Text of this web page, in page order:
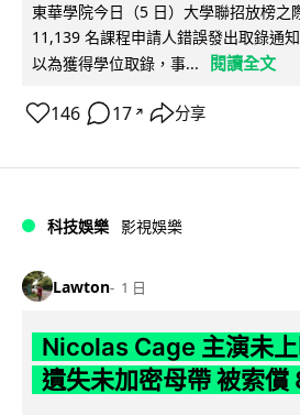
東華學院今日（5 日）大學聯招放榜之
11,139 名課程申請人錯誤發出取錄通
以為獲得學位取錄，事...
閱讀全文
146 17 ↗ 分享
科技娛樂 影視娛樂
Lawton 1 日
Nicolas Cage 主演未
遺失未加密母帶 被索償